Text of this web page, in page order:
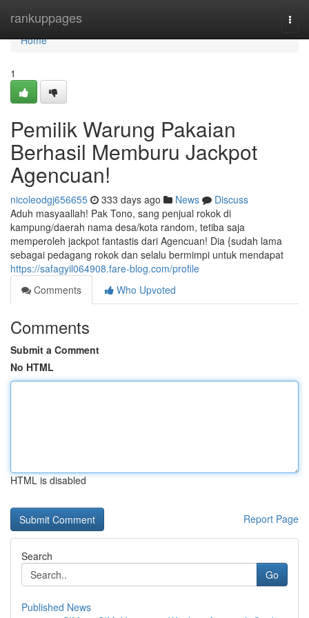
rankuppages
Home
Home
1
Pemilik Warung Pakaian
Berhasil Memburu Jackpot
Agencuan!
nicoleodgj656655 333 days ago News
Discuss
Aduh masyaallah! Pak Tono, sang penjual rokok di
kampung/daerah nama desa/kota random, tetiba saja
memperoleh jackpot fantastis dari Agencuan! Dia {sudah lama
sebagai pedagang rokok dan selalu bermimpi untuk mendapat
https://safagyil064908.fare-blog.com/profile
Comments
Who Upvoted
Comments
Submit a Comment
No HTML
HTML is disabled
Report Page
Search
Go
Published News